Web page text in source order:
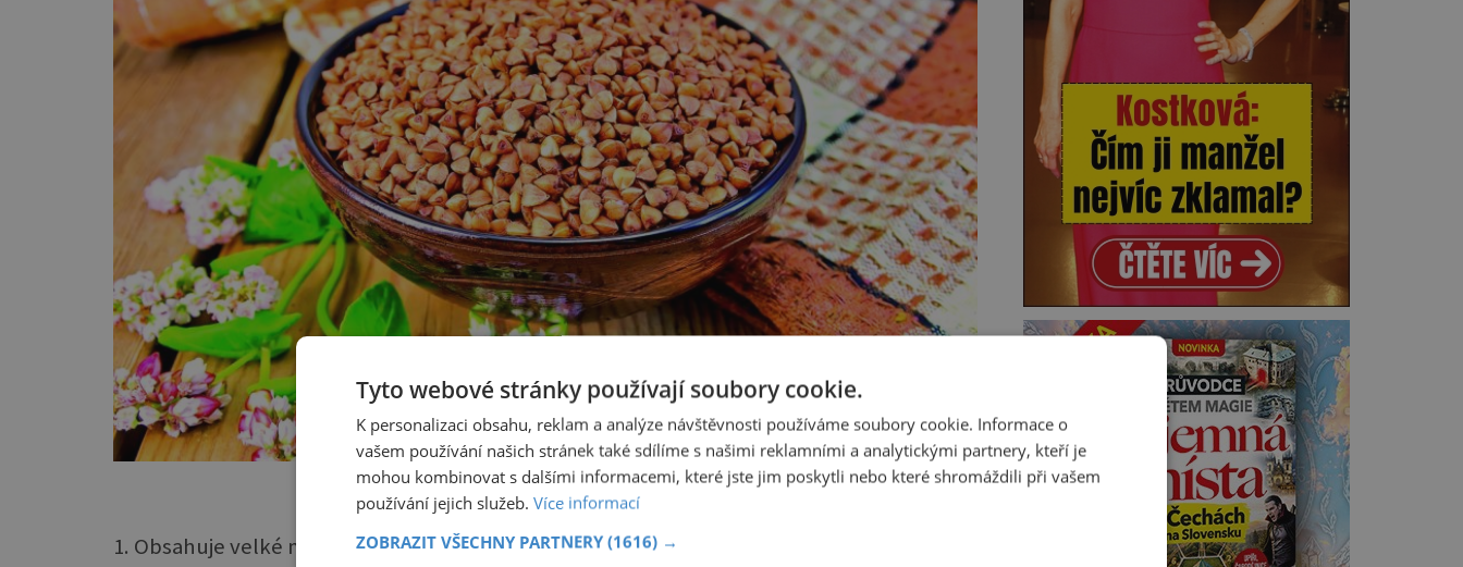
10 důvodů, proč jíst pohanku
1. Obsahuje velké množství vitamínů, konkrétně B1, B2, niacin, C a E.
Tyto webové stránky používají soubory cookie.
K personalizaci obsahu, reklam a analýze návštěvnosti používáme soubory cookie. Informace o
vašem používání našich stránek také sdílíme s našimi reklamními a analytickými partnery, kteří je
mohou kombinovat s dalšími informacemi, které jste jim poskytli nebo které shromáždili při vašem
používání jejich služeb. Více informací
ZOBRAZIT VŠECHNY PARTNERY (1616) →